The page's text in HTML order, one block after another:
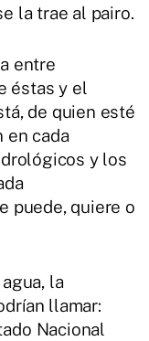
la trae al pairo.
entre
éstas y el
de quien esté
en cada
y los
puede, quiere o
la
llamar:
Nacional